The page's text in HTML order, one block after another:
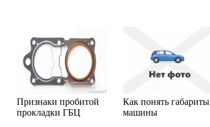
Признаки пробитой
прокладки ГБЦ
Как понять габариты
машины